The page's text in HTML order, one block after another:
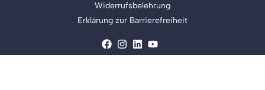
Widerrufsbelehrung
Erklärung zur Barrierefreiheit